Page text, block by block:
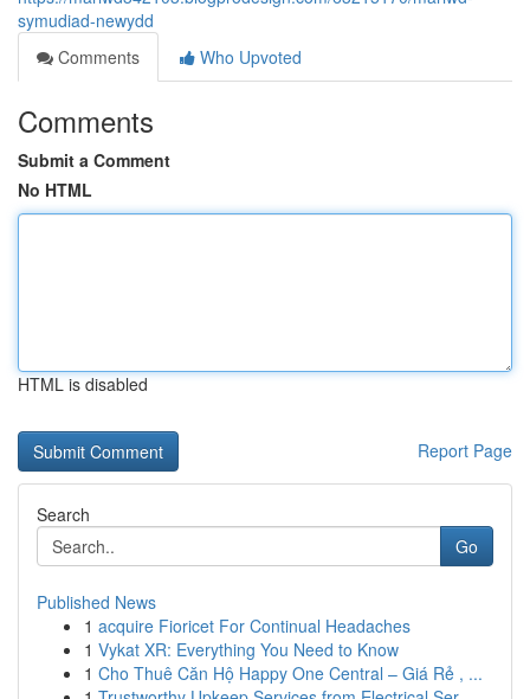
symudiad-newydd
Comments
Who Upvoted
Comments
Submit a Comment
No HTML
HTML is disabled
Report Page
Search
Go
Published News
1 acquire Fioricet For Continual Headaches
1 Vykat XR: Everything You Need to Know
1 Cho Thuê Căn Hộ Happy One Central – Giá Rẻ , ...